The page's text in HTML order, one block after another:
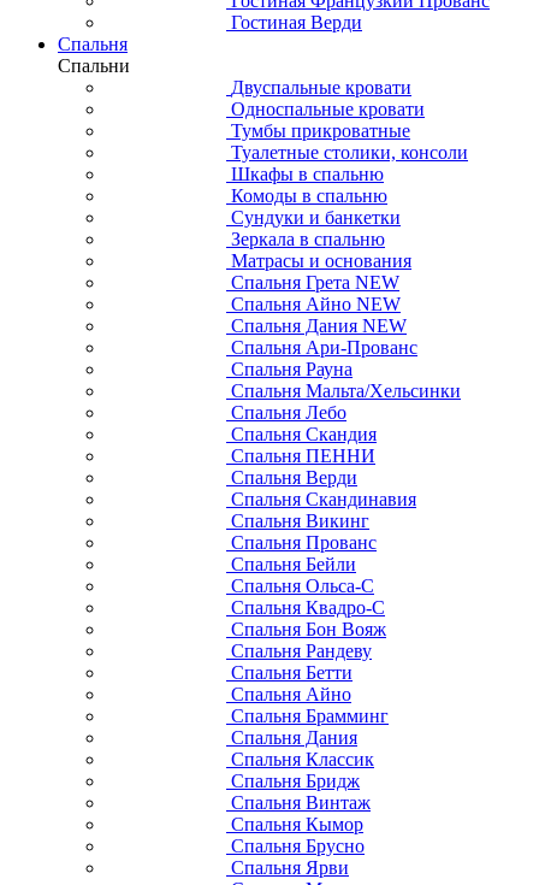
Гостиная Верди
Спальня
Спальни
Двуспальные кровати
Односпальные кровати
Тумбы прикроватные
Туалетные столики, консоли
Шкафы в спальню
Комоды в спальню
Сундуки и банкетки
Зеркала в спальню
Матрасы и основания
Спальня Грета NEW
Спальня Айно NEW
Спальня Дания NEW
Спальня Ари-Прованс
Спальня Рауна
Спальня Мальта/Хельсинки
Спальня Лебо
Спальня Скандия
Спальня ПЕННИ
Спальня Верди
Спальня Скандинавия
Спальня Викинг
Спальня Прованс
Спальня Бейли
Спальня Ольса-С
Спальня Квадро-С
Спальня Бон Вояж
Спальня Рандеву
Спальня Бетти
Спальня Айно
Спальня Брамминг
Спальня Дания
Спальня Классик
Спальня Бридж
Спальня Винтаж
Спальня Кымор
Спальня Брусно
Спальня Ярви